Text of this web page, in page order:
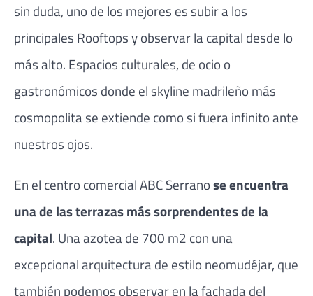
sin duda, uno de los mejores es subir a los
principales Rooftops y observar la capital desde lo
más alto. Espacios culturales, de ocio o
gastronómicos donde el skyline madrileño más
cosmopolita se extiende como si fuera infinito ante
nuestros ojos.
En el centro comercial ABC Serranose encuentra
una de las terrazas más sorprendentes de la
capital. Una azotea de 700 m2 con una
excepcional arquitectura de estilo neomudéjar, que
también podemos observar en la fachada del